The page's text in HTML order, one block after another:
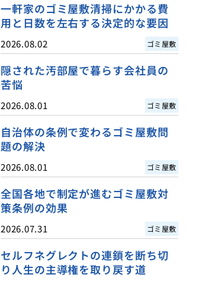
一軒家のゴミ屋敷清掃にかかる費
用と日数を左右する決定的な要因
2026.08.02 ゴミ屋敷
隠された汚部屋で暮らす会社員の
苦悩
2026.08.01 ゴミ屋敷
自治体の条例で変わるゴミ屋敷問
題の解決
2026.08.01 ゴミ屋敷
全国各地で制定が進むゴミ屋敷対
策条例の効果
2026.07.31 ゴミ屋敷
セルフネグレクトの連鎖を断ち切
り人生の主導権を取り戻す道